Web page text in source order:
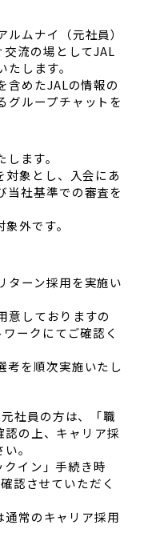
ムナイ（元社員）
流の場としてJAL
します。
含めたJALの情報の
グループチャットを
ます。
象とし、入会にあ
当社基準での審査を
外です。
ターン採用を実施い
意しておりますの
ークにてご確認く
考を順次実施いたし
社員の方は、「職
の上、キャリア採
。
イン」手続き時
認させていただく
常のキャリア採用